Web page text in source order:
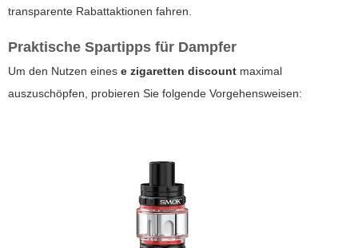
transparente Rabattaktionen fahren.
Praktische Spartipps für Dampfer
Um den Nutzen eines e zigaretten discount maximal
auszuschöpfen, probieren Sie folgende Vorgehensweisen: